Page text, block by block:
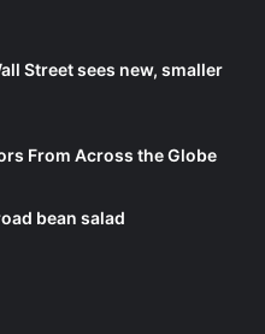
Street sees new, smaller
From Across the Globe
bean salad